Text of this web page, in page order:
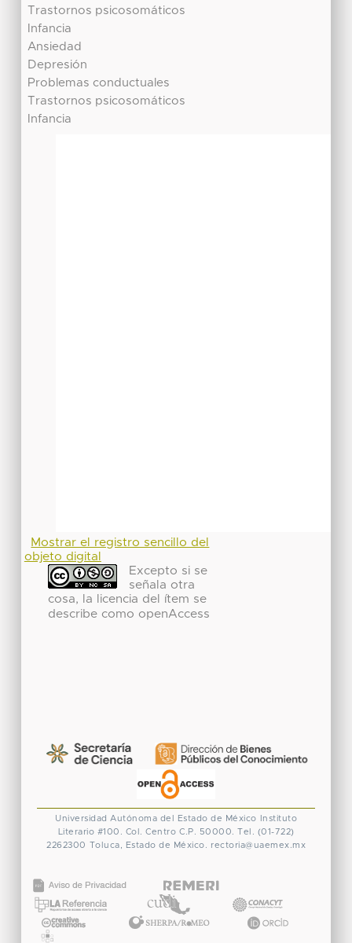
Trastornos psicosomáticos
Infancia
Ansiedad
Depresión
Problemas conductuales
Trastornos psicosomáticos
Infancia
Mostrar el registro sencillo del
objeto digital
Excepto si se
señala otra
cosa, la licencia del ítem se
describe como openAccess
Universidad Autónoma del Estado de México
Instituto
Literario #100. Col. Centro C.P. 50000. Tel. (01-722)
2262300 Toluca, Estado de México. rectoria@uaemex.mx